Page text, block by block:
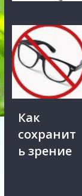
Как
сохранит
ь зрение